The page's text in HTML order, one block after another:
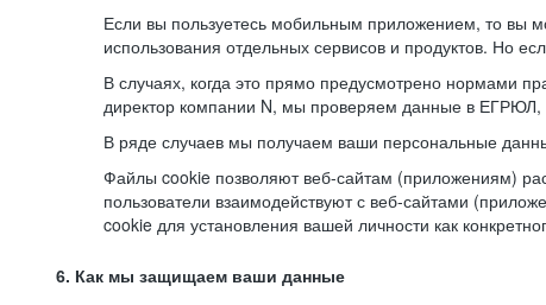
Если вы пользуетесь мобильным приложением, то вы
использования отдельных сервисов и продуктов. Но
В случаях, когда это прямо предусмотрено нормами
директор компании N, мы проверяем данные в ЕГРЮЛ,
В ряде случаев мы получаем ваши персональные
Файлы cookie позволяют веб-сайтам (приложениям)
пользователи взаимодействуют с веб-сайтами
cookie для установления вашей личности как
6. Как мы защищаем ваши данные